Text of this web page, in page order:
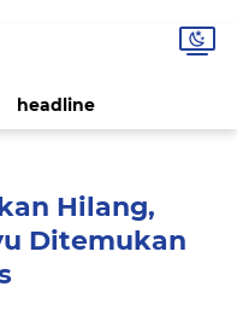
headline
Hilang,
Ditemukan